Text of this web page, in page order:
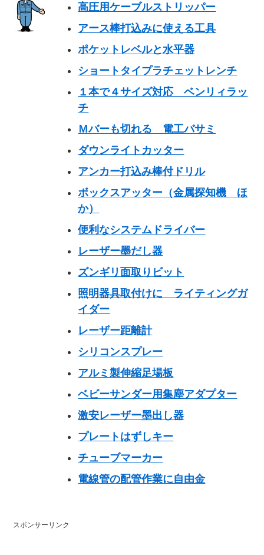
高圧用ケーブルストリッパー
アース棒打込みに使える工具
ポケットレベルと水平器
ショートタイプラチェットレンチ
１本で４サイズ対応 ベンリィラッ
チ
Ｍバーも切れる 電工バサミ
ダウンライトカッター
アンカー打込み棒付ドリル
ボックスアッター（金属探知機 ほ
か）
便利なシステムドライバー
レーザー墨だし器
ズンギリ面取りビット
照明器具取付けに ライティングガ
イダー
レーザー距離計
シリコンスプレー
アルミ製伸縮足場板
ベビーサンダー用集塵アダプター
激安レーザー墨出し器
プレートはずしキー
チューブマーカー
電線管の配管作業に自由金
スポンサーリンク